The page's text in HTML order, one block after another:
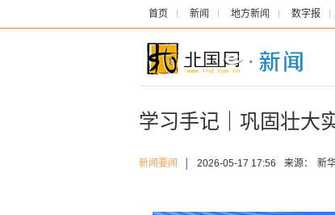
首页 新闻 地方新闻 数字报
学习手记｜巩固壮大
新闻要闻 2026-05-17 17:56 来源： 新